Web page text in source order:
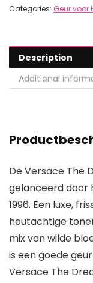
Categories: Geur voor
Description
Additional
De Versace The
gelanceerd door
1996. Een luxe,
houtachtige
mix van wilde
is een goede
Versace The